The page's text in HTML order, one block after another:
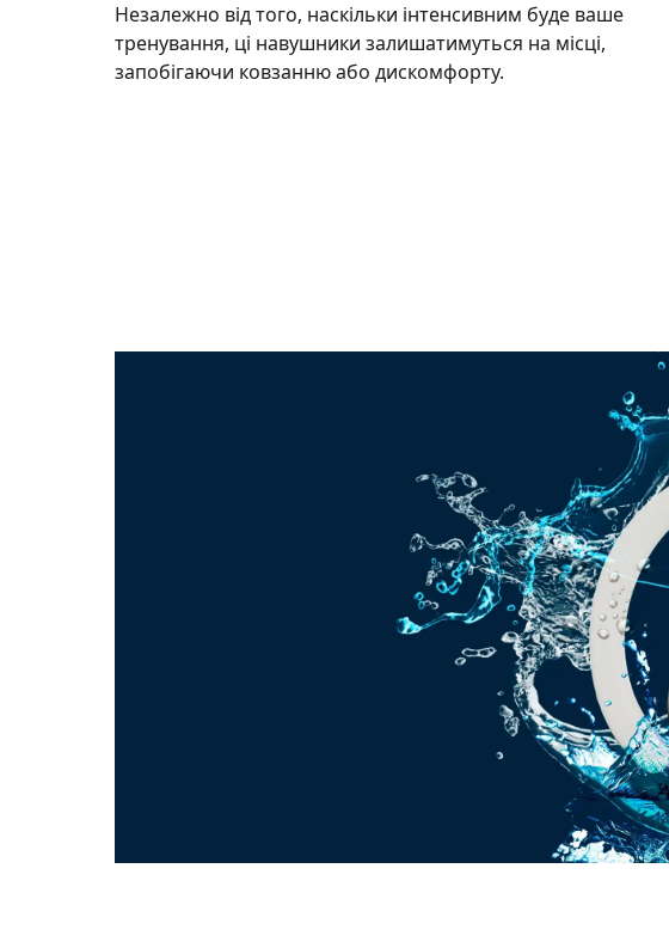
Незалежно від того, наскільки інтенсивним буде ваше
тренування, ці навушники залишатимуться на місці,
запобігаючи ковзанню або дискомфорту.